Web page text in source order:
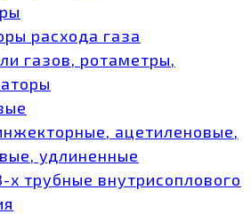
расхода газа
газов, ротаметры,
ацетиленовые,
удлиненные
х трубные внутрисоплового